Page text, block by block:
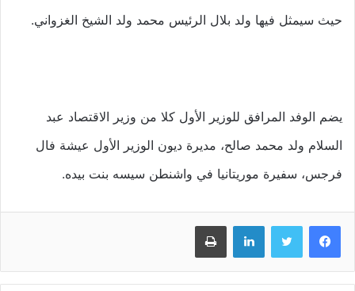
حيث سيمثل فيها ولد بلال الرئيس محمد ولد الشيخ الغزواني.
يضم الوفد المرافق للوزير الأول كلا من وزير الاقتصاد عبد
السلام ولد محمد صالح، مديرة ديون الوزير الأول عيشة فال
فرجس، سفيرة موريتانيا في واشنطن سيسه بنت بيده.
فيسبوك تويتر لينكدإن طباعة